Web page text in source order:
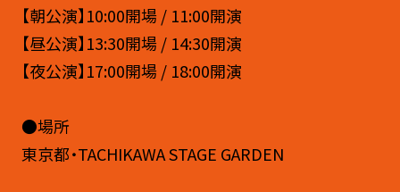
【朝公演】10:00開場 / 11:00開演
【昼公演】13:30開場 / 14:30開演
【夜公演】17:00開場 / 18:00開演
●場所
東京都・TACHIKAWA STAGE GARDEN